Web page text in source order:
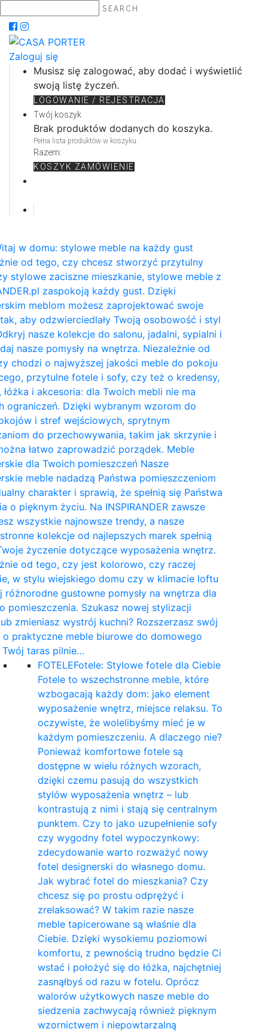
SEARCH
Zaloguj się
Musisz się zalogować, aby dodać i wyświetlić
swoją listę życzeń.
LOGOWANIE / REJESTRACJA
Twój koszyk
Brak produktów dodanych do koszyka.
Pełna lista produktów w koszyku.
Razem:
KOSZYK ZAMÓWIENIE
w domu: stylowe meble na każdy gust
od tego, czy chcesz stworzyć przytulny
stylowe zaciszne mieszkanie, stylowe meble z
zaspokoją każdy gust. Dzięki
meblom możesz zaprojektować swoje
aby odzwierciedlały Twoją osobowość i styl
nasze kolekcje do salonu, jadalni, sypialni i
nasze pomysły na wnętrza. Niezależnie od
chodzi o najwyższej jakości meble do pokoju
przytulne fotele i sofy, czy też o kredensy,
i akcesoria: dla Twoich mebli nie ma
ograniczeń. Dzięki wybranym wzorom do
i stref wejściowych, sprytnym
do przechowywania, takim jak skrzynie i
łatwo zaprowadzić porządek. Meble
dla Twoich pomieszczeń Nasze
meble nadadzą Państwa pomieszczeniom
charakter i sprawią, że spełnią się Państwa
o pięknym życiu. Na INSPIRANDER zawsze
wszystkie najnowsze trendy, a nasze
kolekcje od najlepszych marek spełnią
życzenie dotyczące wyposażenia wnętrz.
od tego, czy jest kolorowo, czy raczej
w stylu wiejskiego domu czy w klimacie loftu
różnorodne gustowne pomysły na wnętrza dla
pomieszczenia. Szukasz nowej stylizacji
zmieniasz wystrój kuchni? Rozszerzasz swój
o praktyczne meble biurowe do domowego
Twój taras pilnie…
FOTELEFotele: Stylowe fotele dla Ciebie
Fotele to wszechstronne meble, które
wzbogacają każdy dom: jako element
wyposażenie wnętrz, miejsce relaksu. To
oczywiste, że wolelibyśmy mieć je w
każdym pomieszczeniu. A dlaczego nie?
Ponieważ komfortowe fotele są
dostępne w wielu różnych wzorach,
dzięki czemu pasują do wszystkich
stylów wyposażenia wnętrz – lub
kontrastują z nimi i stają się centralnym
punktem. Czy to jako uzupełnienie sofy
czy wygodny fotel wypoczynkowy:
zdecydowanie warto rozważyć nowy
fotel designerski do własnego domu.
Jak wybrać fotel do mieszkania? Czy
chcesz się po prostu odprężyć i
zrelaksować? W takim razie nasze
meble tapicerowane są właśnie dla
Ciebie. Dzięki wysokiemu poziomowi
komfortu, z pewnością trudno będzie Ci
wstać i położyć się do łóżka, najchętniej
zasnąłbyś od razu w fotelu. Oprócz
walorów użytkowych nasze meble do
siedzenia zachwycają również pięknym
wzornictwem i niepowtarzalną